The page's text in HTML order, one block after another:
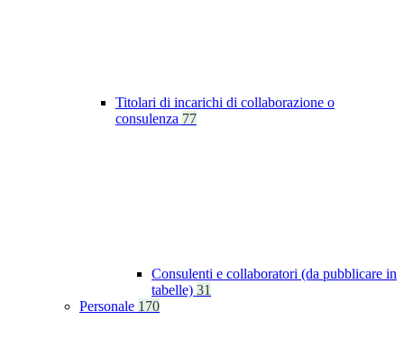
Titolari di incarichi di collaborazione o
consulenza 77
Consulenti e collaboratori (da pubblicare in
tabelle) 31
Personale 170